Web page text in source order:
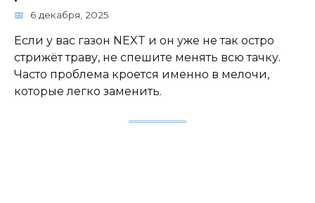
6 декабря, 2025
Если у вас газон NEXT и он уже не так остро
стрижёт траву, не спешите менять всю тачку.
Часто проблема кроется именно в мелочи,
которые легко заменить.